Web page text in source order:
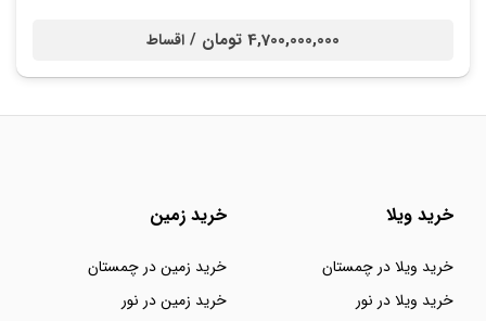
4,700,000,000 تومان / اقساط
خرید ویلا
خرید ویلا در چمستان
خرید ویلا در نور
خرید زمین
خرید زمین در چمستان
خرید زمین در نور